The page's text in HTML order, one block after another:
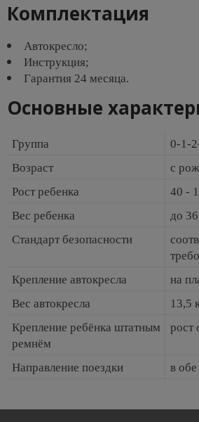
Комплектация
Автокресло;
Инструкция;
Гарантия 24 месяца.
Основные
Группа
0-1-
Возраст
с
Рост ребенка
40 -
Вес ребенка
до 36
Стандарт безопасности
Крепление автокресла
на
Вес автокресла
13,5
Крепление ребёнка штатным
ремнём
рост
Направление поездки в